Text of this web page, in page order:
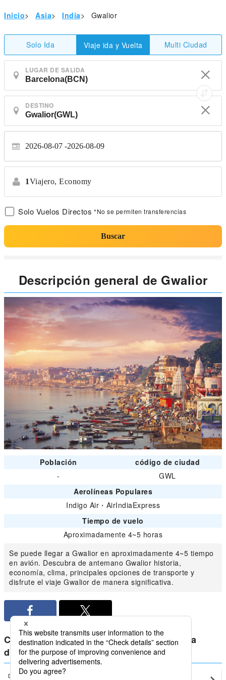
Inicio> Asia> India> Gwalior
Solo Ida Viaje ida y Vuelta Multi Ciudad
LUGAR DE SALIDA
DESTINO
2026-08-07 2026-08-09
1Viajero, Economy
Solo Vuelos Directos *No se permiten transferencias
Buscar
Descripción general de Gwalior
Población
código de ciudad
-
GWL
Aerolíneas Populares
Indigo Air ・ AirIndiaExpress
Tiempo de vuelo
Aproximadamente 4~5 horas
Se puede llegar a Gwalior en aproximadamente 4~5 tiempo
en avión. Descubra de antemano Gwalior historia,
economía, clima, principales opciones de transporte y
disfrute el viaje Gwalior de manera significativa.
Compara los precios más bajos para India
doméstico de Gwalior
Delhi Gwalior(GWL)